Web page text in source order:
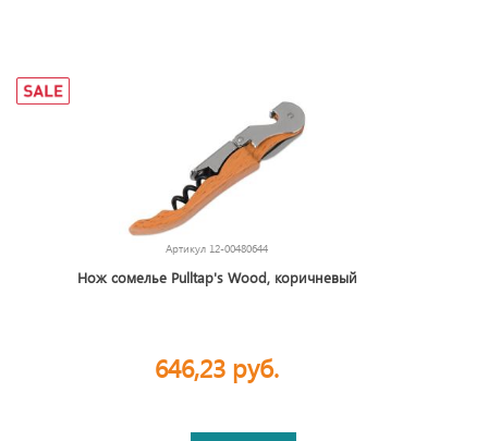
Артикул 12-00480644
Нож сомелье Pulltap's Wood, коричневый
646,23 руб.